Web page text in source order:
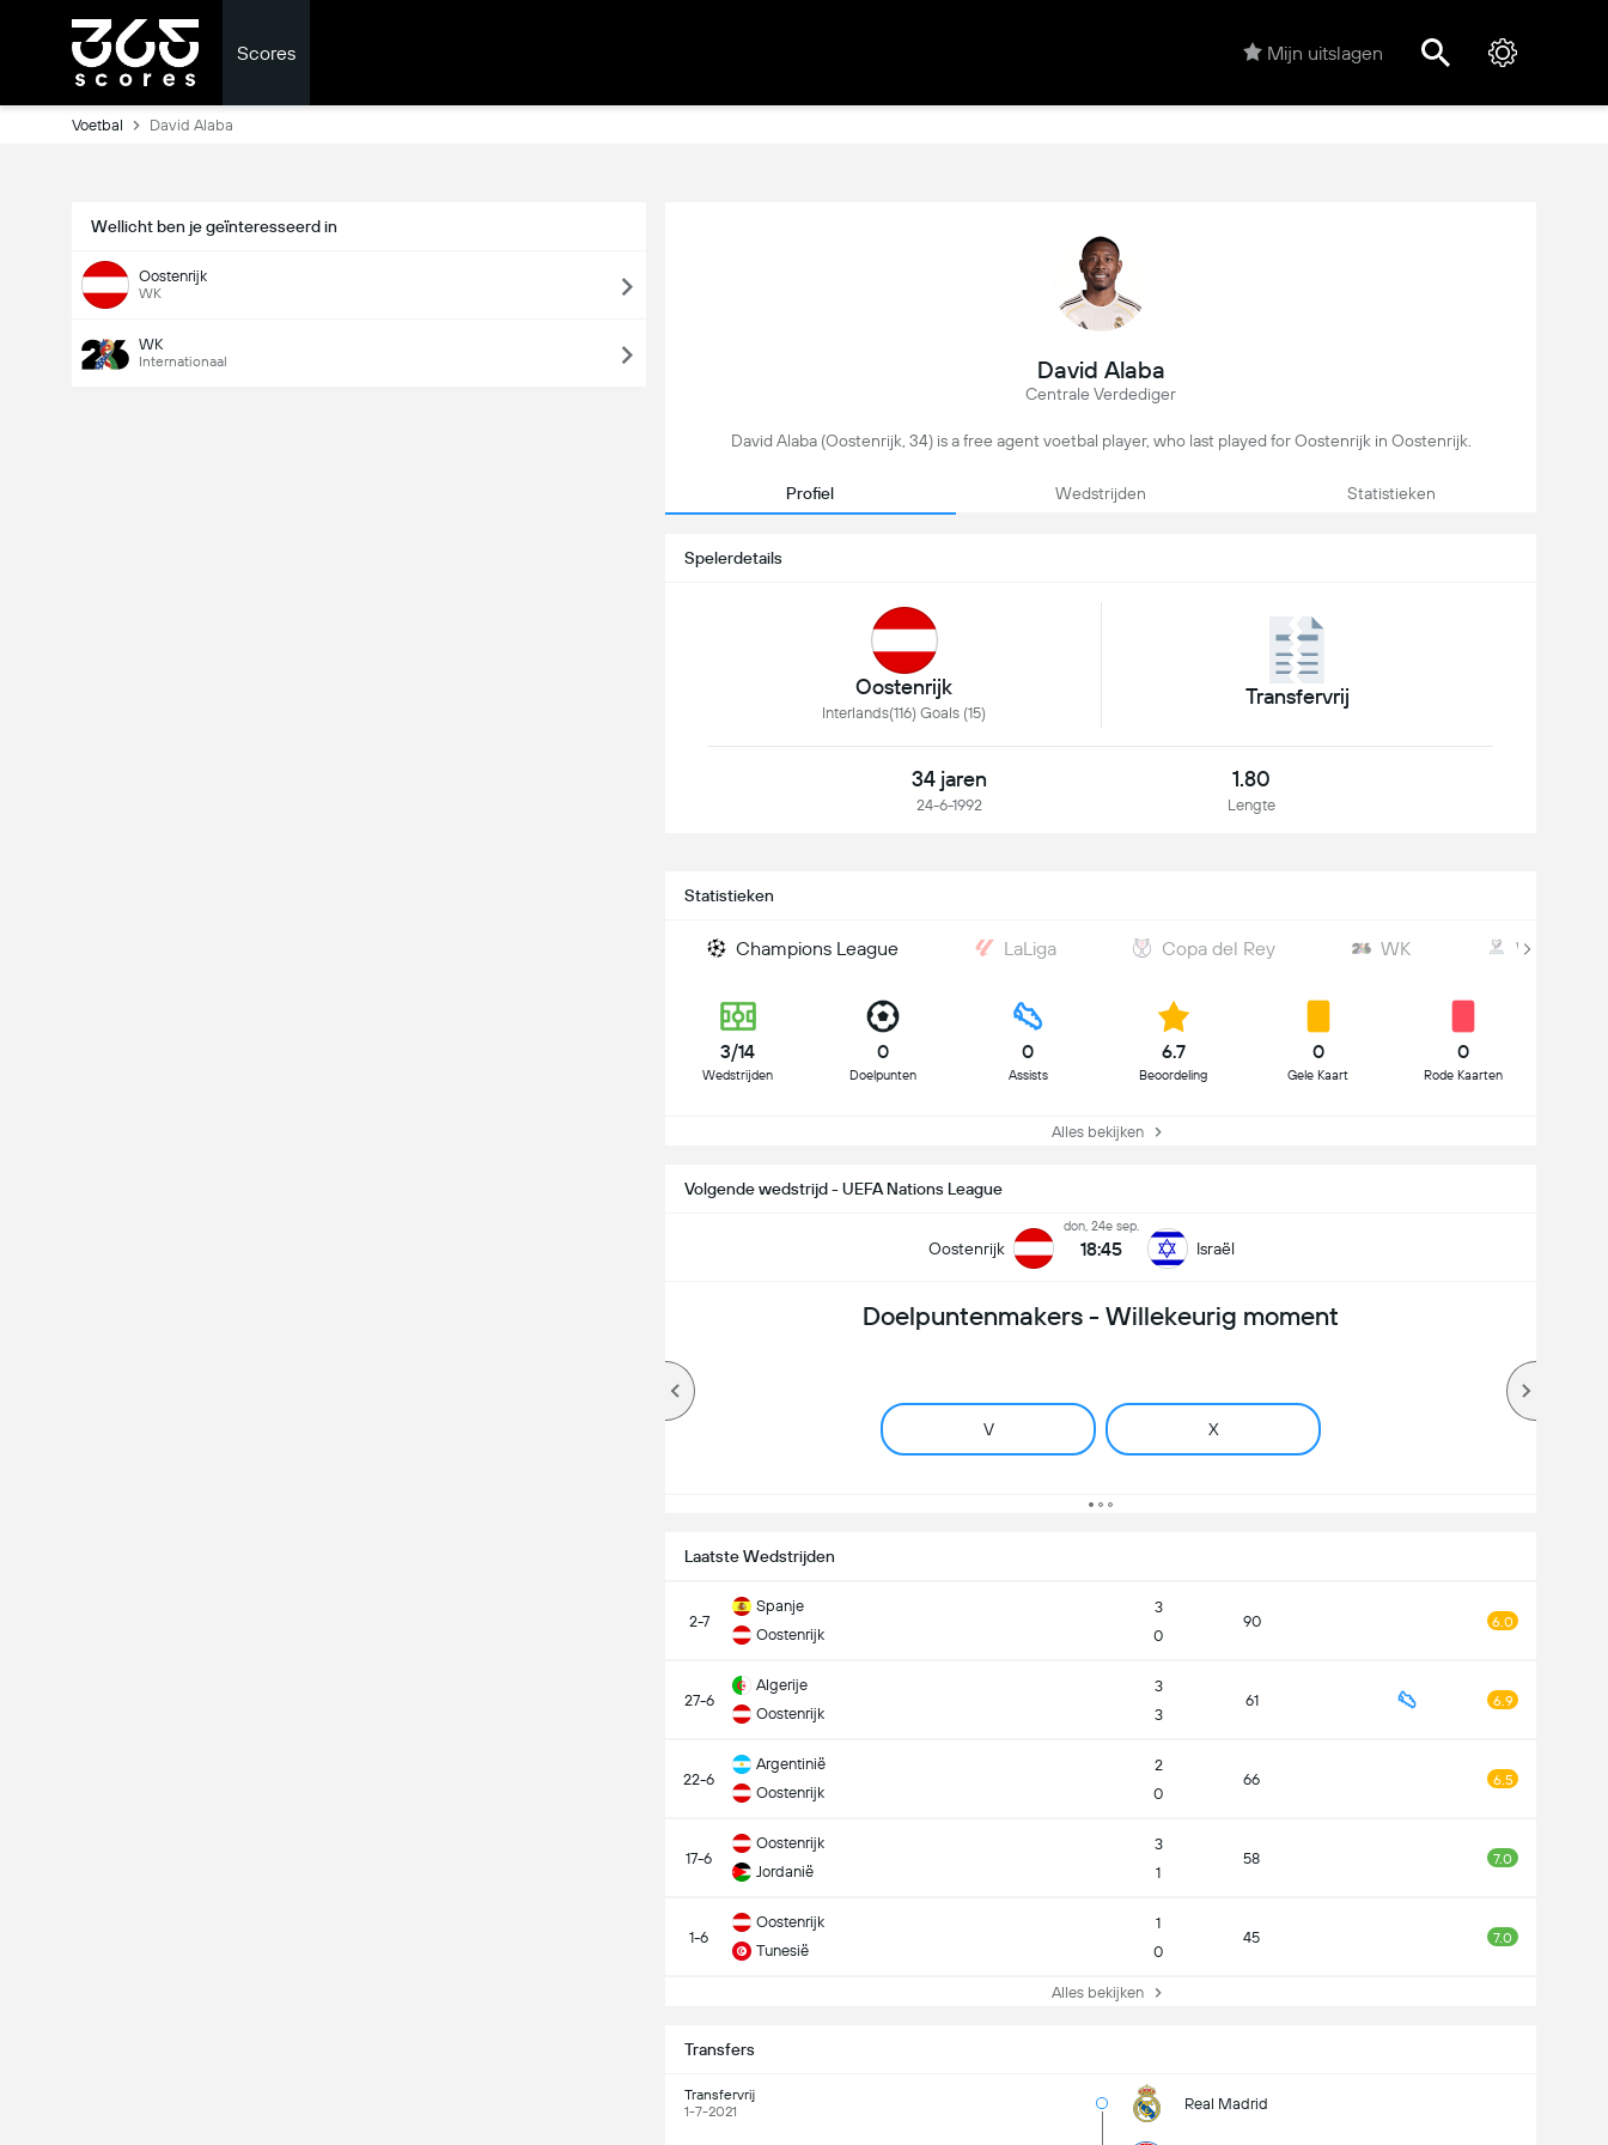
Scores Mijn uitslagen
Voetbal David Alaba
Wellicht ben je geïnteresseerd in
Oostenrijk
WK
WK
Internationaal David Alaba
Centrale Verdediger
David Alaba (Oostenrijk, 34) is a free agent voetbal player, who last played for Oostenrijk in Oostenrijk.
Profiel Wedstrijden Statistieken
Spelerdetails
Oostenrijk
Interlands(116) Goals (15)
Transfervrij
34 jaren
24-6-1992
1.80
Lengte
Statistieken
Champions League LaLiga Copa del Rey WK WK-
3/14
Wedstrijden
0
Doelpunten
0
Assists
6.7
Beoordeling
0
Gele Kaart
0
Rode Kaarten
Alles bekijken
Volgende wedstrijd - UEFA Nations League
Oostenrijk
don, 24e sep.
18:45 Israël
Doelpuntenmakers - Willekeurig moment
V X
Laatste Wedstrijden
2-7
Spanje
Oostenrijk
3
0
90 6.0
27-6
Algerije
Oostenrijk
3
3
61 6.9
22-6
Argentinië
Oostenrijk
2
0
66 6.5
17-6
Oostenrijk
Jordanië
3
1
58 7.0
1-6
Oostenrijk
Tunesië
1
0
45 7.0
Alles bekijken
Transfers
Transfervrij
1-7-2021
Real Madrid